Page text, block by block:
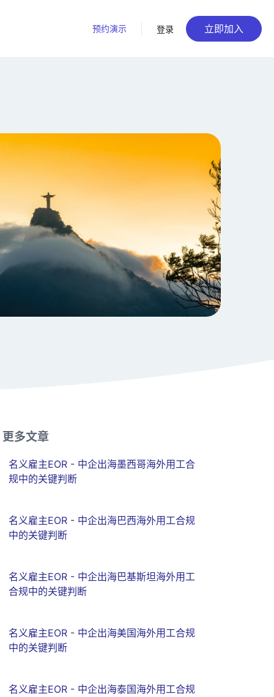
预约演示 登录 立即加入
更多文章
名义雇主EOR - 中企出海墨西哥海外用工合
规中的关键判断
名义雇主EOR - 中企出海巴西海外用工合规
中的关键判断
名义雇主EOR - 中企出海巴基斯坦海外用工
合规中的关键判断
名义雇主EOR - 中企出海美国海外用工合规
中的关键判断
名义雇主EOR - 中企出海泰国海外用工合规